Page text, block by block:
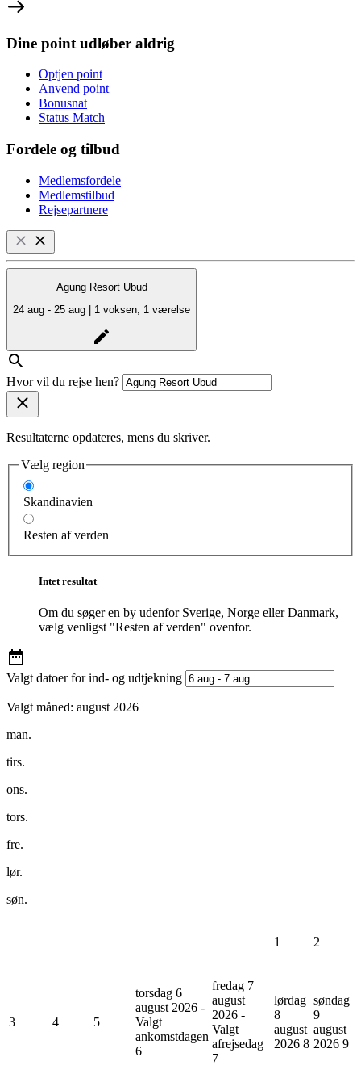
Dine point udløber aldrig
Optjen point
Anvend point
Bonusnat
Status Match
Fordele og tilbud
Medlemsfordele
Medlemstilbud
Rejsepartnere
Agung Resort Ubud
24 aug - 25 aug | 1 voksen, 1 værelse
Hvor vil du rejse hen?
Resultaterne opdateres, mens du skriver.
Vælg region
Skandinavien
Resten af verden
Intet resultat
Om du søger en by udenfor Sverige, Norge eller Danmark,
vælg venligst "Resten af verden" ovenfor.
Valgt datoer for ind- og udtjekning
Valgt måned: august 2026
man.
tirs.
ons.
tors.
fre.
lør.
søn.
1 2
3 4 5
torsdag 6
august 2026 -
Valgt
ankomstdagen
6
fredag 7
august
2026 -
Valgt
afrejsedag
7
lørdag
8
august
2026 8
søndag
9
august
2026 9